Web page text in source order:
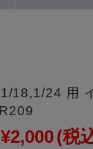
18,1/24 用
¥2,000(税